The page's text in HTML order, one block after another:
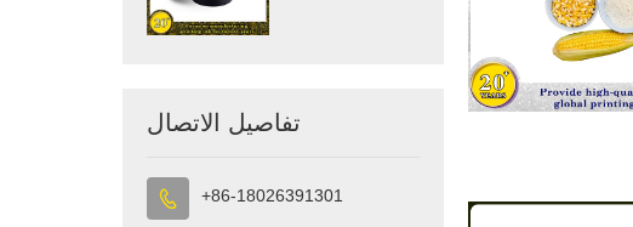
تفاصيل الاتصال
 +86-18026391301